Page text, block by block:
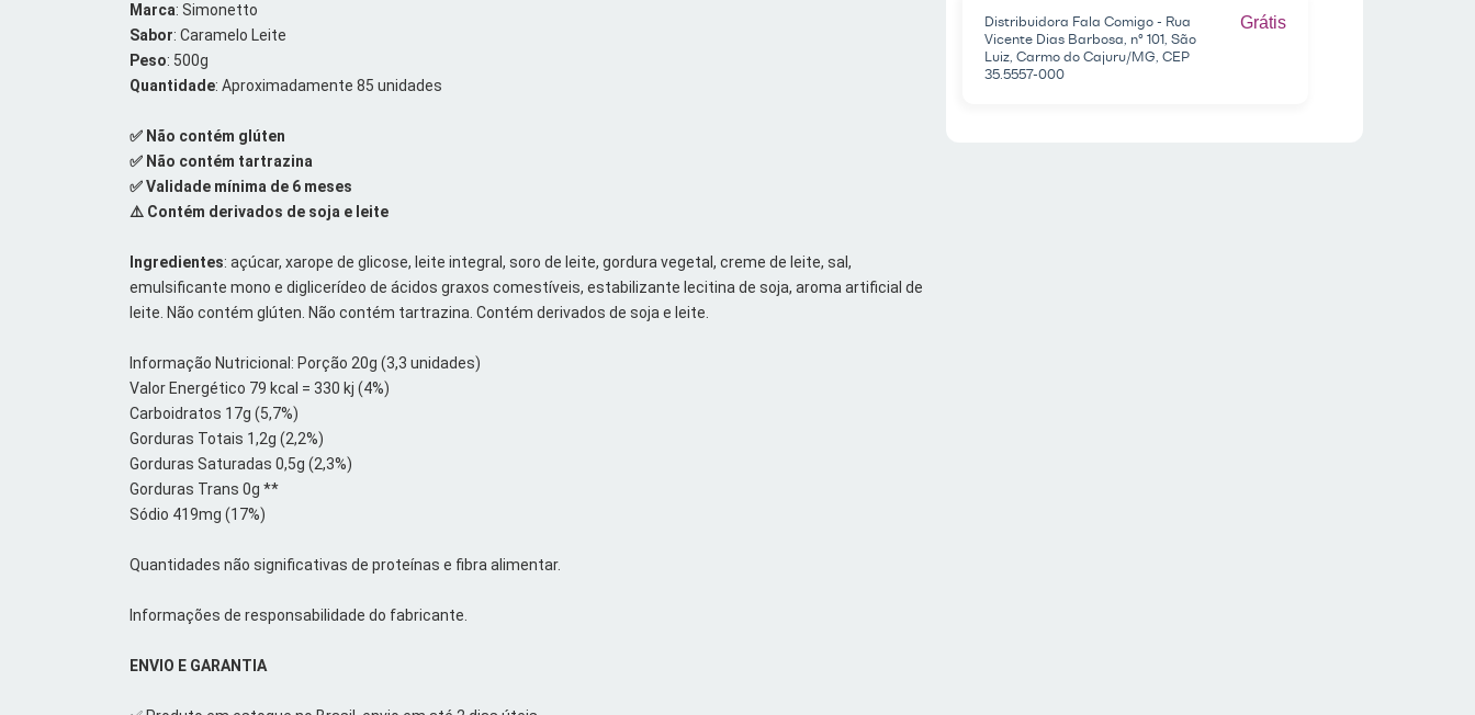
Marca: Simonetto
Sabor: Caramelo Leite
Peso: 500g
Quantidade: Aproximadamente 85 unidades
✅ Não contém glúten
✅ Não contém tartrazina
✅ Validade mínima de 6 meses
⚠️ Contém derivados de soja e leite
Ingredientes: açúcar, xarope de glicose, leite integral, soro de leite, gordura vegetal, creme de leite, sal,
emulsificante mono e diglicerídeo de ácidos graxos comestíveis, estabilizante lecitina de soja, aroma artificial de
leite. Não contém glúten. Não contém tartrazina. Contém derivados de soja e leite.
Informação Nutricional: Porção 20g (3,3 unidades)
Valor Energético 79 kcal = 330 kj (4%)
Carboidratos 17g (5,7%)
Gorduras Totais 1,2g (2,2%)
Gorduras Saturadas 0,5g (2,3%)
Gorduras Trans 0g **
Sódio 419mg (17%)
Quantidades não significativas de proteínas e fibra alimentar.
Informações de responsabilidade do fabricante.
ENVIO E GARANTIA
Distribuidora Fala Comigo - Rua
Vicente Dias Barbosa, nº 101, São
Luiz, Carmo do Cajuru/MG, CEP
35.5557-000
Grátis